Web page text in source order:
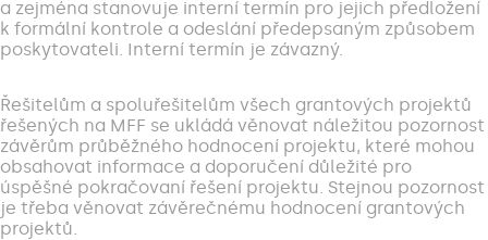
a zejména stanovuje interní termín pro jejich předložení
k formální kontrole a odeslání předepsaným způsobem
poskytovateli. Interní termín je závazný.
Řešitelům a spoluřešitelům všech grantových projektů
řešených na MFF se ukládá věnovat náležitou pozornost
závěrům průběžného hodnocení projektu, které mohou
obsahovat informace a doporučení důležité pro
úspěšné pokračovaní řešení projektu. Stejnou pozornost
je třeba věnovat závěrečnému hodnocení grantových
projektů.